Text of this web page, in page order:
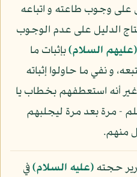
على وجوب طاعته و اتباعه
الدليل على عدم الوجوب
(عليهم السلام)بإثبات ما
و نفي ما حاولوا إثباته
غير أنه استعطفهم بخطاب يا
- مرة بعد مرة ليجلبهم
منهم.
حجته(عليه السلام)في